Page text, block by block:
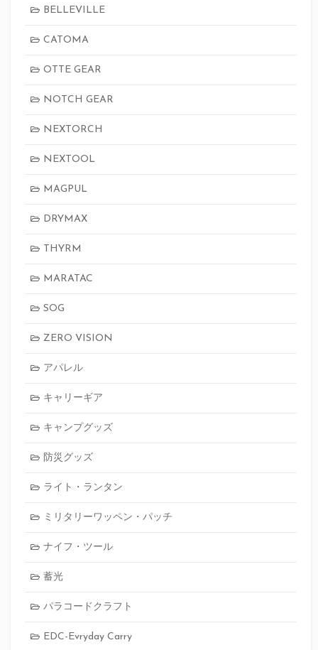
BELLEVILLE
CATOMA
OTTE GEAR
NOTCH GEAR
NEXTORCH
NEXTOOL
MAGPUL
DRYMAX
THYRM
MARATAC
SOG
ZERO VISION
アパレル
キャリーギア
キャンプグッズ
防災グッズ
ライト・ランタン
ミリタリーワッペン・パッチ
ナイフ・ツール
蓄光
パラコードクラフト
EDC-Evryday Carry